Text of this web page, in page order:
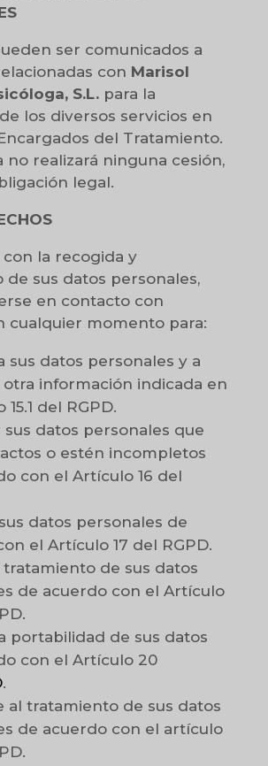
ser comunicados a
con Marisol
S.L.para la
los diversos servicios en
del Tratamiento.
no realizará ninguna cesión,
legal.
con la recogida y
sus datos personales,
en contacto con
cualquier momento para:
sus datos personales y a
información indicada en
del RGPD.
sus datos personales que
o estén incompletos
con el Artículo 16 del
datos personales de
el Artículo 17 del RGPD.
tratamiento de sus datos
de acuerdo con el Artículo
portabilidad de sus datos
con el Artículo 20
.
al tratamiento de sus datos
de acuerdo con el artículo